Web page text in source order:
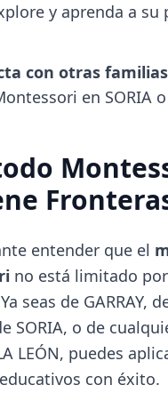
y aprenda a su
con otras familias
en SORIA
entender que el
no está limitado
seas de GARRAY,
SORIA, o de
LEÓN, puedes
con éxito.